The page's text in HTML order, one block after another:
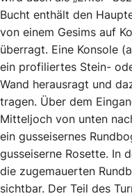
Bucht enthält den
von einem Gesims auf
überragt. Eine Konsole
ein profiliertes Stein-
Wand herausragt und
tragen. Über dem
Mitteljoch von unten
ein gusseisernes
gusseiserne Rosette. In
die zugemauerten
sichtbar. Der Teil des